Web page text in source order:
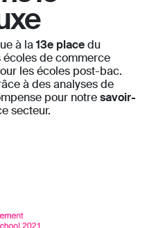
à la13e placedu
de commerce
les écoles post-bac.
à des analyses de
pour notresavoir-
secteur.